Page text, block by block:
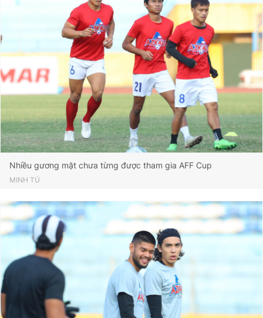
Nhiều gương mặt chưa từng được tham gia AFF Cup
MINH TÚ